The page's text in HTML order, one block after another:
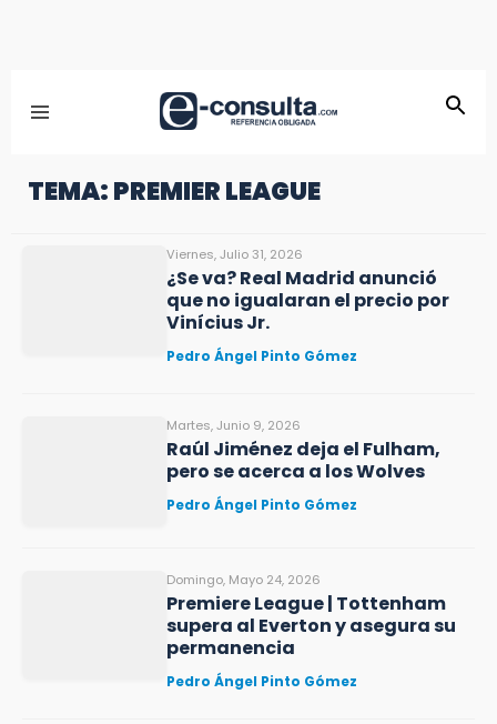
TEMA: PREMIER LEAGUE
Viernes, Julio 31, 2026
¿Se va? Real Madrid anunció
que no igualaran el precio por
Vinícius Jr.
Pedro Ángel Pinto Gómez
Martes, Junio 9, 2026
Raúl Jiménez deja el Fulham,
pero se acerca a los Wolves
Pedro Ángel Pinto Gómez
Domingo, Mayo 24, 2026
Premiere League | Tottenham
supera al Everton y asegura su
permanencia
Pedro Ángel Pinto Gómez